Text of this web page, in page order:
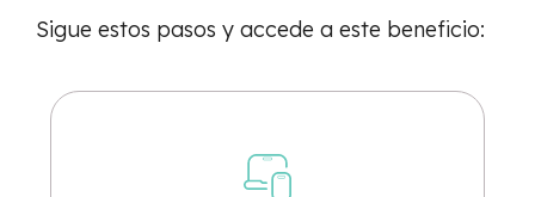
Sigue estos pasos y accede a este beneficio: